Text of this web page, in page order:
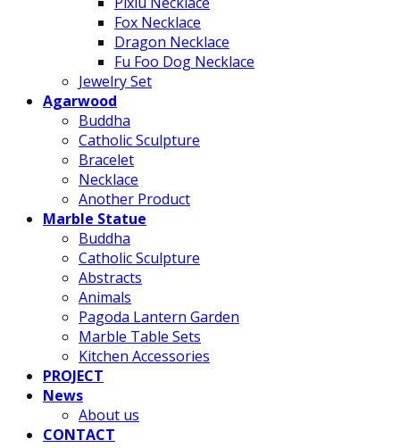
Fox Necklace
Dragon Necklace
Fu Foo Dog Necklace
Jewelry Set
Agarwood
Buddha
Catholic Sculpture
Bracelet
Necklace
Another Product
Marble Statue
Buddha
Catholic Sculpture
Abstracts
Animals
Pagoda Lantern Garden
Marble Table Sets
Kitchen Accessories
PROJECT
News
About us
CONTACT